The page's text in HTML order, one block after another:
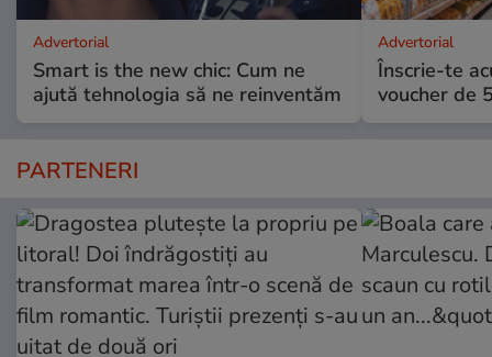
Advertorial
Smart is the new chic: Cum ne
ajută tehnologia să ne reinventăm
Advertorial
Înscrie-te
voucher de
PARTENERI